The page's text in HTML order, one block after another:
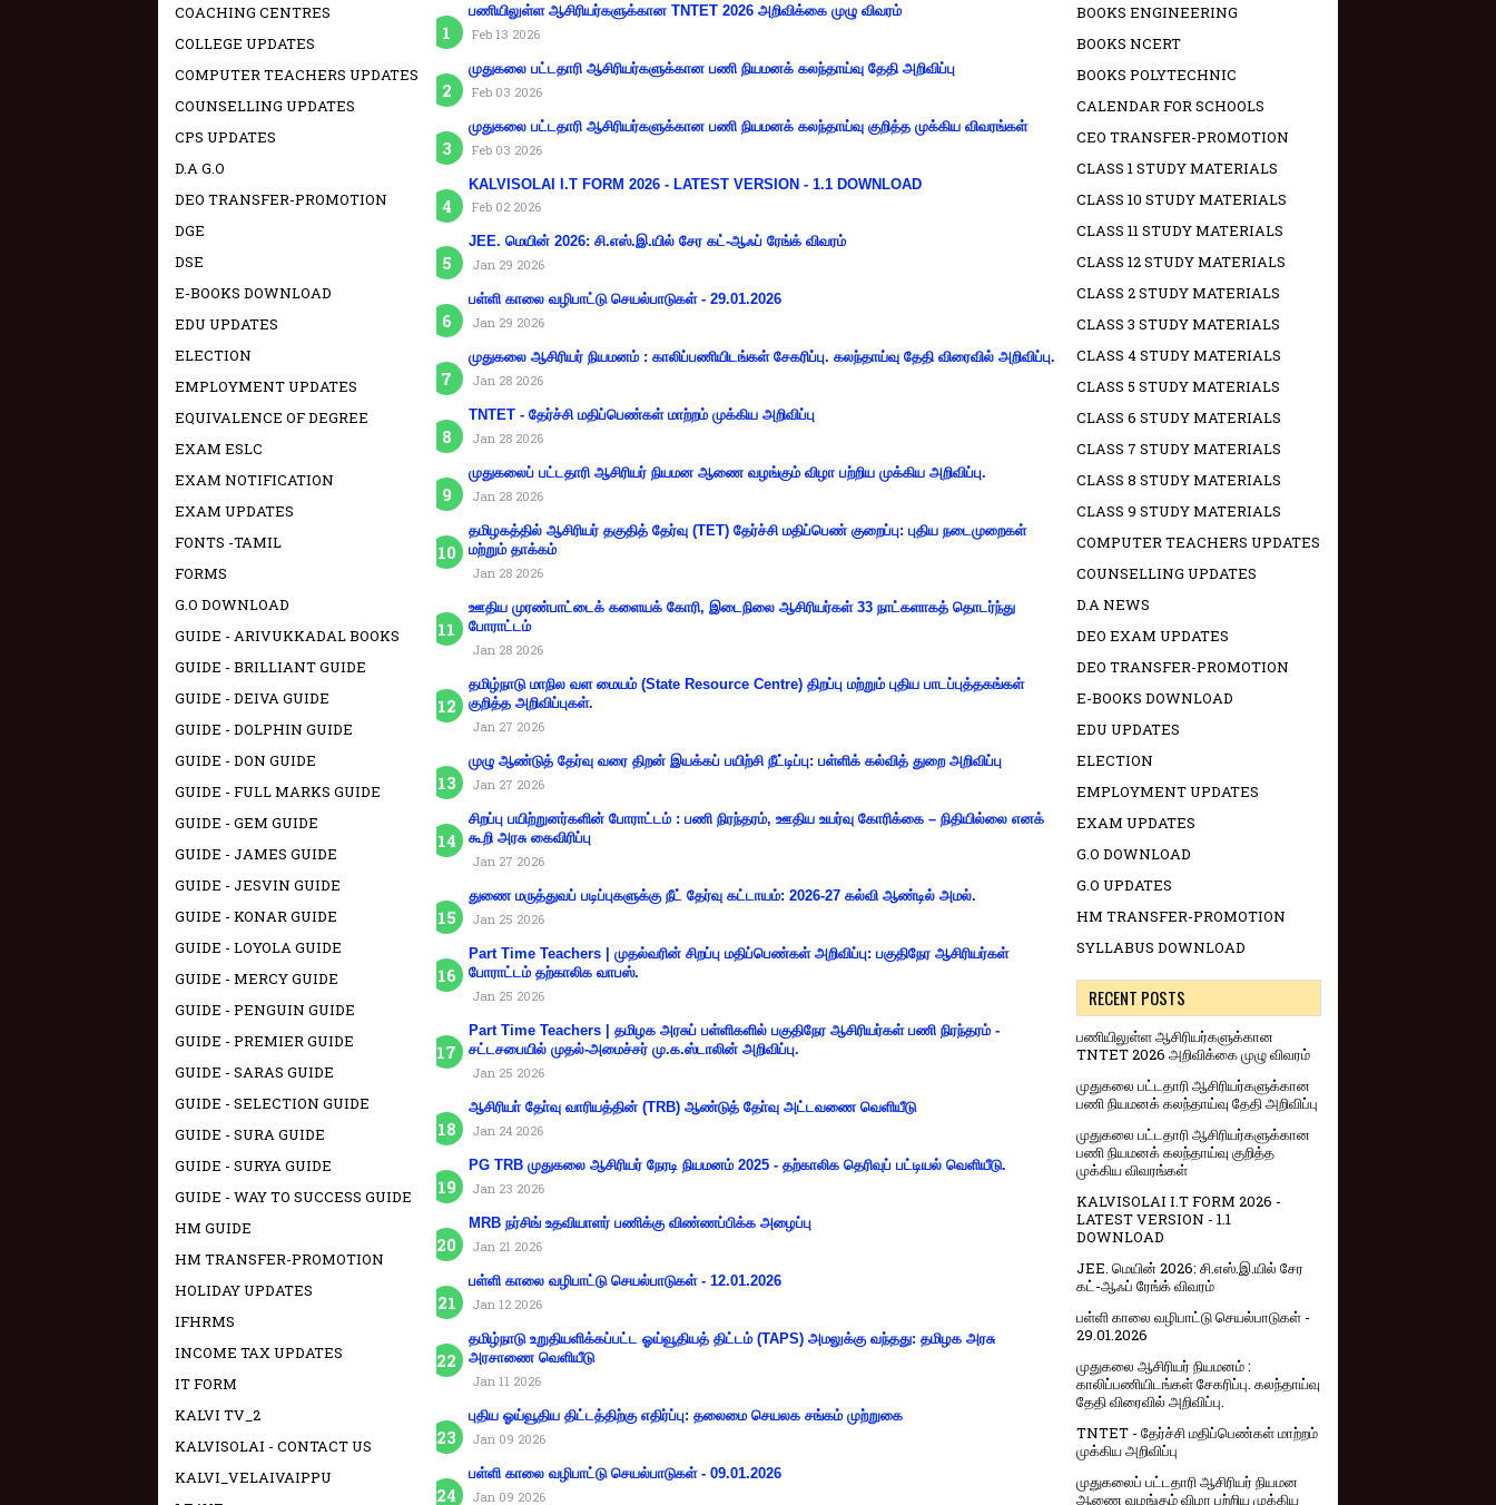
பணியிலுள்ள ஆசிரியர்களுக்கான TNTET 2026 அறிவிக்கை முழு விவரம்
Feb 13 2026
முதுகலை பட்டதாரி ஆசிரியர்களுக்கான பணி நியமனக் கலந்தாய்வு தேதி அறிவிப்பு
Feb 03 2026
முதுகலை பட்டதாரி ஆசிரியர்களுக்கான பணி நியமனக் கலந்தாய்வு குறித்த முக்கிய விவரங்கள்
Feb 03 2026
KALVISOLAI I.T FORM 2026 - LATEST VERSION - 1.1 DOWNLOAD
Feb 02 2026
JEE. மெயின் 2026: சி.எஸ்.இ.யில் சேர கட்-ஆஃப் ரேங்க் விவரம்
Jan 29 2026
பள்ளி காலை வழிபாட்டு செயல்பாடுகள் - 29.01.2026
Jan 29 2026
முதுகலை ஆசிரியர் நியமனம் : காலிப்பணியிடங்கள் சேகரிப்பு. கலந்தாய்வு தேதி விரைவில் அறிவிப்பு.
Jan 28 2026
TNTET - தேர்ச்சி மதிப்பெண்கள் மாற்றம் முக்கிய அறிவிப்பு
Jan 28 2026
முதுகலைப் பட்டதாரி ஆசிரியர் நியமன ஆணை வழங்கும் விழா பற்றிய முக்கிய அறிவிப்பு.
Jan 28 2026
தமிழகத்தில் ஆசிரியர் தகுதித் தேர்வு (TET) தேர்ச்சி மதிப்பெண் குறைப்பு: புதிய நடைமுறைகள்
மற்றும் தாக்கம்
Jan 28 2026
ஊதிய முரண்பாட்டைக் களையக் கோரி, இடைநிலை ஆசிரியர்கள் 33 நாட்களாகத் தொடர்ந்து
போராட்டம்
Jan 28 2026
தமிழ்நாடு மாநில வள மையம் (State Resource Centre) திறப்பு மற்றும் புதிய பாடப்புத்தகங்கள்
குறித்த அறிவிப்புகள்.
Jan 27 2026
முழு ஆண்டுத் தேர்வு வரை திறன் இயக்கப் பயிற்சி நீட்டிப்பு: பள்ளிக் கல்வித் துறை அறிவிப்பு
Jan 27 2026
சிறப்பு பயிற்றுனர்களின் போராட்டம் : பணி நிரந்தரம், ஊதிய உயர்வு கோரிக்கை – நிதியில்லை எனக்
கூறி அரசு கைவிரிப்பு
Jan 27 2026
துணை மருத்துவப் படிப்புகளுக்கு நீட் தேர்வு கட்டாயம்: 2026-27 கல்வி ஆண்டில் அமல்.
Jan 25 2026
Part Time Teachers | முதல்வரின் சிறப்பு மதிப்பெண்கள் அறிவிப்பு: பகுதிநேர ஆசிரியர்கள்
போராட்டம் தற்காலிக வாபஸ்.
Jan 25 2026
Part Time Teachers | தமிழக அரசுப் பள்ளிகளில் பகுதிநேர ஆசிரியர்கள் பணி நிரந்தரம் -
சட்டசபையில் முதல்-அமைச்சர் மு.க.ஸ்டாலின் அறிவிப்பு.
Jan 25 2026
ஆசிரியா் தோ்வு வாரியத்தின் (TRB) ஆண்டுத் தோ்வு அட்டவணை வெளியீடு
Jan 24 2026
PG TRB முதுகலை ஆசிரியர் நேரடி நியமனம் 2025 - தற்காலிக தெரிவுப் பட்டியல் வெளியீடு.
Jan 23 2026
MRB நர்சிங் உதவியாளர் பணிக்கு விண்ணப்பிக்க அழைப்பு
Jan 21 2026
பள்ளி காலை வழிபாட்டு செயல்பாடுகள் - 12.01.2026
Jan 12 2026
தமிழ்நாடு உறுதியளிக்கப்பட்ட ஓய்வூதியத் திட்டம் (TAPS) அமலுக்கு வந்தது: தமிழக அரசு
அரசாணை வெளியீடு
Jan 11 2026
புதிய ஓய்வூதிய திட்டத்திற்கு எதிர்ப்பு: தலைமை செயலக சங்கம் முற்றுகை
Jan 09 2026
பள்ளி காலை வழிபாட்டு செயல்பாடுகள் - 09.01.2026
Jan 09 2026
COACHING CENTRES
COLLEGE UPDATES
COMPUTER TEACHERS UPDATES
COUNSELLING UPDATES
CPS UPDATES
D.A G.O
DEO TRANSFER-PROMOTION
DGE
DSE
E-BOOKS DOWNLOAD
EDU UPDATES
ELECTION
EMPLOYMENT UPDATES
EQUIVALENCE OF DEGREE
EXAM ESLC
EXAM NOTIFICATION
EXAM UPDATES
FONTS -TAMIL
FORMS
G.O DOWNLOAD
GUIDE - ARIVUKKADAL BOOKS
GUIDE - BRILLIANT GUIDE
GUIDE - DEIVA GUIDE
GUIDE - DOLPHIN GUIDE
GUIDE - DON GUIDE
GUIDE - FULL MARKS GUIDE
GUIDE - GEM GUIDE
GUIDE - JAMES GUIDE
GUIDE - JESVIN GUIDE
GUIDE - KONAR GUIDE
GUIDE - LOYOLA GUIDE
GUIDE - MERCY GUIDE
GUIDE - PENGUIN GUIDE
GUIDE - PREMIER GUIDE
GUIDE - SARAS GUIDE
GUIDE - SELECTION GUIDE
GUIDE - SURA GUIDE
GUIDE - SURYA GUIDE
GUIDE - WAY TO SUCCESS GUIDE
HM GUIDE
HM TRANSFER-PROMOTION
HOLIDAY UPDATES
IFHRMS
INCOME TAX UPDATES
IT FORM
KALVI TV_2
KALVISOLAI - CONTACT US
KALVI_VELAIVAIPPU
BOOKS ENGINEERING
BOOKS NCERT
BOOKS POLYTECHNIC
CALENDAR FOR SCHOOLS
CEO TRANSFER-PROMOTION
CLASS 1 STUDY MATERIALS
CLASS 10 STUDY MATERIALS
CLASS 11 STUDY MATERIALS
CLASS 12 STUDY MATERIALS
CLASS 2 STUDY MATERIALS
CLASS 3 STUDY MATERIALS
CLASS 4 STUDY MATERIALS
CLASS 5 STUDY MATERIALS
CLASS 6 STUDY MATERIALS
CLASS 7 STUDY MATERIALS
CLASS 8 STUDY MATERIALS
CLASS 9 STUDY MATERIALS
COMPUTER TEACHERS UPDATES
COUNSELLING UPDATES
D.A NEWS
DEO EXAM UPDATES
DEO TRANSFER-PROMOTION
E-BOOKS DOWNLOAD
EDU UPDATES
ELECTION
EMPLOYMENT UPDATES
EXAM UPDATES
G.O DOWNLOAD
G.O UPDATES
HM TRANSFER-PROMOTION
SYLLABUS DOWNLOAD
RECENT POSTS
பணியிலுள்ள ஆசிரியர்களுக்கான
TNTET 2026 அறிவிக்கை முழு விவரம்
முதுகலை பட்டதாரி ஆசிரியர்களுக்கான
பணி நியமனக் கலந்தாய்வு தேதி அறிவிப்பு
முதுகலை பட்டதாரி ஆசிரியர்களுக்கான
பணி நியமனக் கலந்தாய்வு குறித்த
முக்கிய விவரங்கள்
KALVISOLAI I.T FORM 2026 -
LATEST VERSION - 1.1
DOWNLOAD
JEE. மெயின் 2026: சி.எஸ்.இ.யில் சேர
கட்-ஆஃப் ரேங்க் விவரம்
பள்ளி காலை வழிபாட்டு செயல்பாடுகள் -
29.01.2026
முதுகலை ஆசிரியர் நியமனம் :
காலிப்பணியிடங்கள் சேகரிப்பு. கலந்தாய்வு
தேதி விரைவில் அறிவிப்பு.
TNTET - தேர்ச்சி மதிப்பெண்கள் மாற்றம்
முக்கிய அறிவிப்பு
முதுகலைப் பட்டதாரி ஆசிரியர் நியமன
ஆணை வழங்கும் விழா பற்றிய முக்கிய